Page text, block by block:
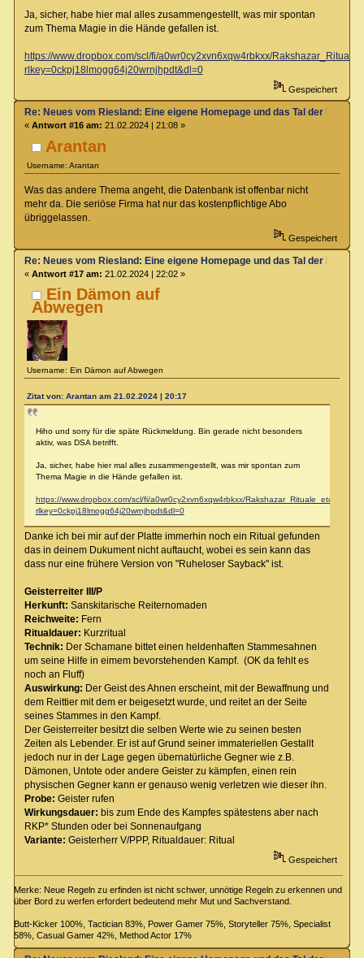
Ja, sicher, habe hier mal alles zusammengestellt, was mir spontan
zum Thema Magie in die Hände gefallen ist.
https://www.dropbox.com/scl/fi/a0wr0cy2xvn6xqw4rbkxx/
rlkey=0ckpj18lmogg64j20wrnjhpdt&dl=0
Gespeichert
Arantan
Username: Arantan
Re: Neues vom Riesland: Eine eigene Homepage und das Tal der Klagen
« Antwort #16 am: 21.02.2024 | 21:08 »
Was das andere Thema angeht, die Datenbank ist offenbar nicht
mehr da. Die seriöse Firma hat nur das kostenpflichtige Abo
übriggelassen.
Gespeichert
Ein Dämon auf
Abwegen
Username: Ein Dämon auf Abwegen
Re: Neues vom Riesland: Eine eigene Homepage und das Tal der Klagen
« Antwort #17 am: 21.02.2024 | 22:02 »
Zitat von: Arantan am 21.02.2024 | 20:17
Hiho und sorry für die späte Rückmeldung. Bin gerade nicht besonders
aktiv, was DSA betrifft.
Ja, sicher, habe hier mal alles zusammengestellt, was mir spontan zum
Thema Magie in die Hände gefallen ist.
https://www.dropbox.com/scl/fi/a0wr0cy2xvn6xqw4rbkxx/Rakshazar_Rituale_etc.pdf?
rlkey=0ckpj18lmogg64j20wrnjhpdt&dl=0
Danke ich bei mir auf der Platte immerhin noch ein Ritual gefunden
das in deinem Dukument nicht auftaucht, wobei es sein kann das
dass nur eine frühere Version von "Ruheloser Sayback" ist.
Geisterreiter III/P
Herkunft: Sanskitarische Reiternomaden
Reichweite: Fern
Ritualdauer: Kurzritual
Technik: Der Schamane bittet einen heldenhaften Stammesahnen
um seine Hilfe in eimem bevorstehenden Kampf. (OK da fehlt es
noch an Fluff)
Auswirkung: Der Geist des Ahnen erscheint, mit der Bewaffnung und
dem Reittier mit dem er beigesetzt wurde, und reitet an der Seite
seines Stammes in den Kampf.
Der Geisterreiter besitzt die selben Werte wie zu seinen besten
Zeiten als Lebender. Er ist auf Grund seiner immateriellen Gestallt
jedoch nur in der Lage gegen übernatürliche Gegner wie z.B.
Dämonen, Untote oder andere Geister zu kämpfen, einen rein
physischen Gegner kann er genauso wenig verletzen wie dieser ihn.
Probe: Geister rufen
Wirkungsdauer: bis zum Ende des Kampfes spätestens aber nach
RKP* Stunden oder bei Sonnenaufgang
Variante: Geisterherr V/PPP, Ritualdauer: Ritual
Gespeichert
Merke: Neue Regeln zu erfinden ist nicht schwer, unnötige Regeln zu erkennen und
über Bord zu werfen erfordert bedeutend mehr Mut und Sachverstand.
Butt-Kicker 100%, Tactician 83%, Power Gamer 75%, Storyteller 75%, Specialist
58%, Casual Gamer 42%, Method Actor 17%